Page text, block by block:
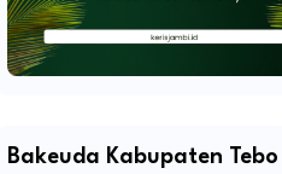
Bakeuda Kabupaten Tebo